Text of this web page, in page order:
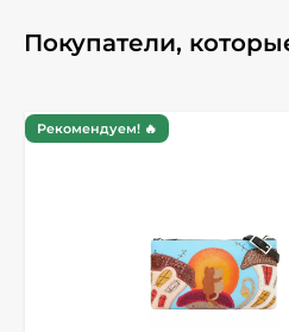
Покупатели,
Рекомендуем! 🔥